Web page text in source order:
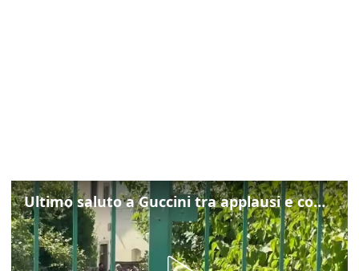
Ultimo saluto a Guccini tra applausi e commozione a Pavana